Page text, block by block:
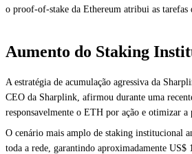
o proof-of-stake da Ethereum atribui as
Aumento do Staking
A estratégia de acumulação agressiva da
CEO da Sharplink, afirmou durante uma
responsavelmente o ETH por ação e otimizar
O cenário mais amplo de staking institucional
toda a rede, garantindo aproximadamente